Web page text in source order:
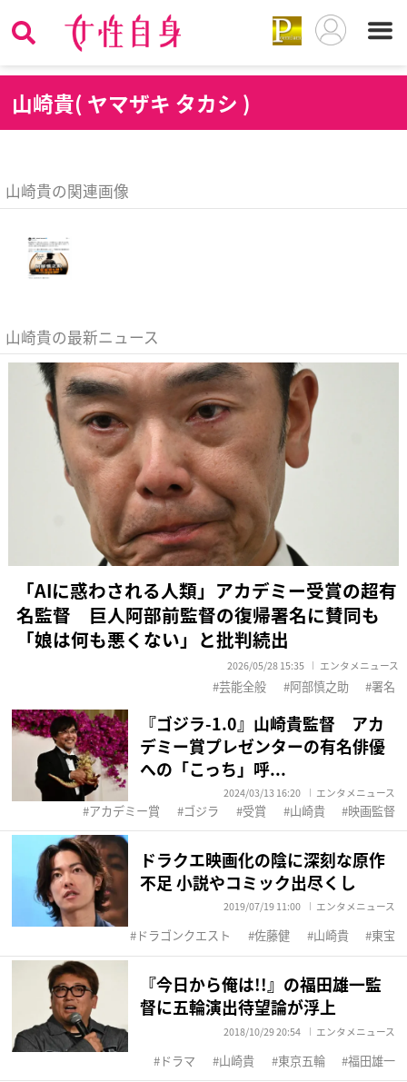
山崎貴( ヤマザキ タカシ )
山崎貴の関連画像
山崎貴の最新ニュース
「AIに惑わされる人類」アカデミー受賞の超有
名監督 巨人阿部前監督の復帰署名に賛同も
「娘は何も悪くない」と批判続出
2026/05/28 15:35 エンタメニュース
芸能全般 阿部慎之助 署名
『ゴジラ-1.0』山崎貴監督 アカ
デミー賞プレゼンターの有名俳優
への「こっち」呼...
2024/03/13 16:20 エンタメニュース
アカデミー賞 ゴジラ 受賞 山崎貴 映画監督
ドラクエ映画化の陰に深刻な原作
不足 小説やコミック出尽くし
2019/07/19 11:00 エンタメニュース
ドラゴンクエスト 佐藤健 山崎貴 東宝
『今日から俺は!!』の福田雄一監
督に五輪演出待望論が浮上
2018/10/29 20:54 エンタメニュース
ドラマ 山崎貴 東京五輪 福田雄一